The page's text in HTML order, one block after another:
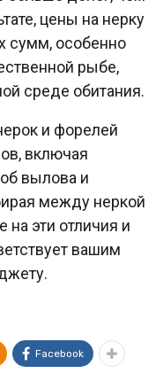
цены на нерку
сумм, особенно
рыбе,
среде обитания.
и форелей
включая
вылова и
между неркой
на эти отличия и
вашим
Facebook